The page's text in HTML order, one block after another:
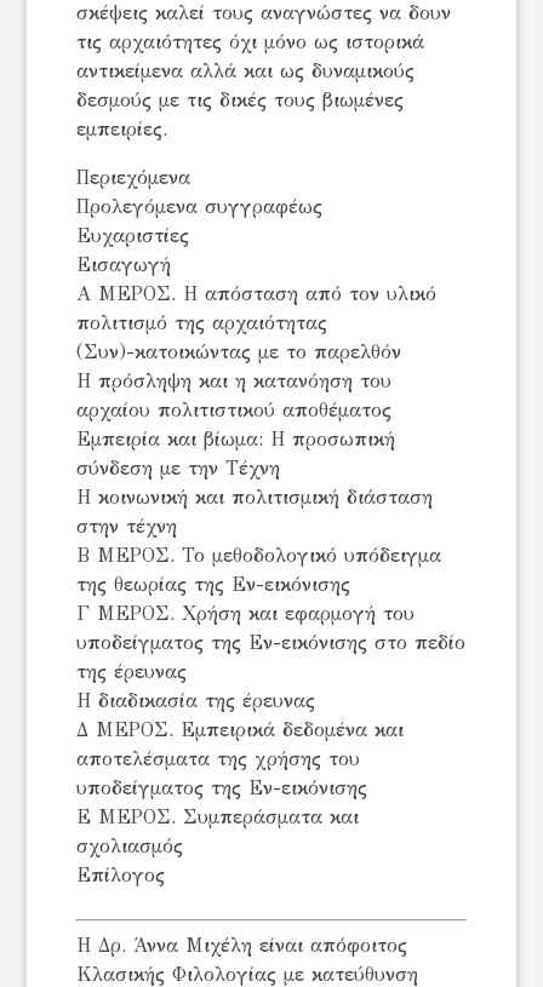
σκέψεις καλεί τους αναγνώστες να δουν
τις αρχαιότητες όχι μόνο ως ιστορικά
αντικείμενα αλλά και ως δυναμικούς
δεσμούς με τις δικές τους βιωμένες
εμπειρίες.
Περιεχόμενα
Προλεγόμενα συγγραφέως
Ευχαριστίες
Εισαγωγή
Α ΜΕΡΟΣ. Η απόσταση από τον υλικό
πολιτισμό της αρχαιότητας
(Συν)-κατοικώντας με το παρελθόν
Η πρόσληψη και η κατανόηση του
αρχαίου πολιτιστικού αποθέματος
Εμπειρία και βίωμα: Η προσωπική
σύνδεση με την Τέχνη
Η κοινωνική και πολιτισμική διάσταση
στην τέχνη
Β ΜΕΡΟΣ. Το μεθοδολογικό υπόδειγμα
της θεωρίας της Εν-εικόνισης
Γ ΜΕΡΟΣ. Χρήση και εφαρμογή του
υποδείγματος της Εν-εικόνισης στο πεδίο
της έρευνας
Η διαδικασία της έρευνας
Δ ΜΕΡΟΣ. Εμπειρικά δεδομένα και
αποτελέσματα της χρήσης του
υποδείγματος της Εν-εικόνισης
Ε ΜΕΡΟΣ. Συμπεράσματα και
σχολιασμός
Επίλογος
Η Δρ. Άννα Μιχέλη είναι απόφοιτος
Κλασικής Φιλολογίας με κατεύθυνση